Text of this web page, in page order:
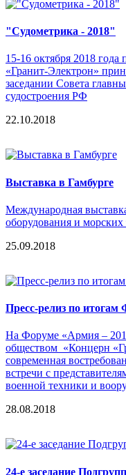
"Судометрика - 2018"
15-16 октября 2018
«Гранит-Электрон»
заседании Совета
судостроения РФ
22.10.2018
Выставка в Гамбурге
Международная
оборудования и
25.09.2018
Пресс-релиз по
На Форуме «Армия –
обществом «Концерн
современная
встречи с
военной техники и
28.08.2018
24-е заседание